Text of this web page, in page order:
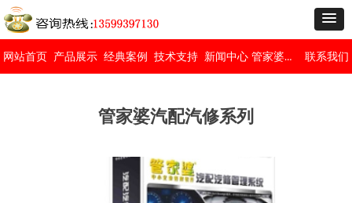
网站首页 产品展示 经典案例 技术支持 新闻中心 管家婆免费版 联系我们
管家婆汽配汽修系列